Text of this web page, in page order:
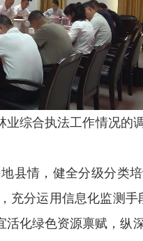
业综合执法工作情况的
县情，健全分级分类
充分运用信息化监测手
化绿色资源禀赋，纵